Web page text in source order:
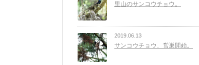
里山のサンコウチョウ。
2019.06.13
サンコウチョウ、営巣開始。